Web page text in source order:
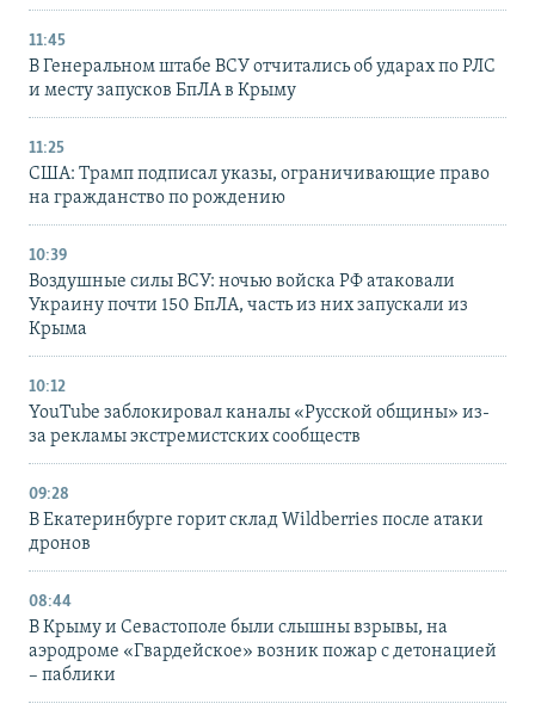
11:45
В Генеральном штабе ВСУ отчитались об ударах по РЛС
и месту запусков БпЛА в Крыму
11:25
США: Трамп подписал указы, ограничивающие право
на гражданство по рождению
10:39
Воздушные силы ВСУ: ночью войска РФ атаковали
Украину почти 150 БпЛА, часть из них запускали из
Крыма
10:12
YouTube заблокировал каналы «Русской общины» из-
за рекламы экстремистских сообществ
09:28
В Екатеринбурге горит склад Wildberries после атаки
дронов
08:44
В Крыму и Севастополе были слышны взрывы, на
аэродроме «Гвардейское» возник пожар с детонацией
– паблики